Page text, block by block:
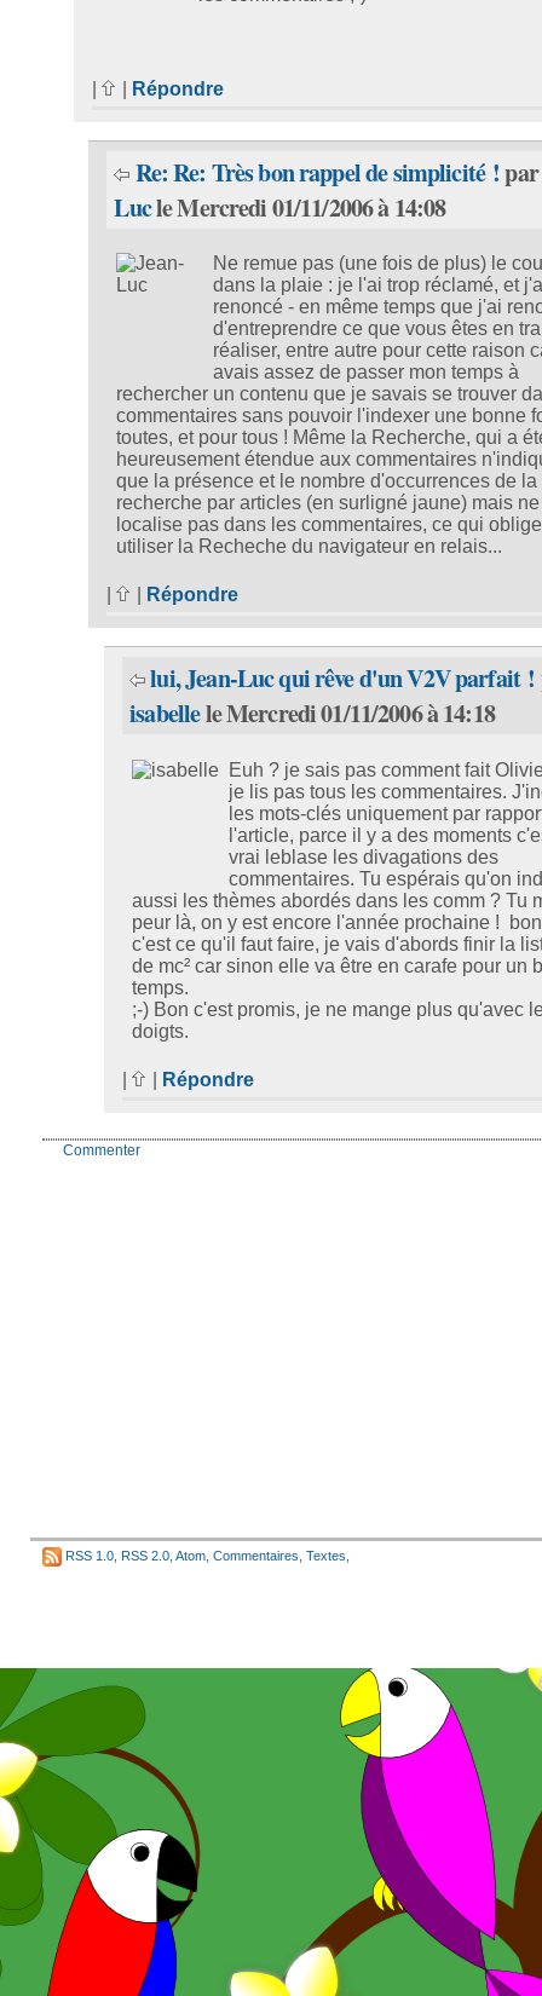
Répondre
Re: Re: Très bon rappel de simplicité !
Lucle Mercredi 01/11/2006 à 14:08
Ne remue pas (une fois de plus) le
dans la plaie : je l'ai trop réclamé, et
renoncé - en même temps que j'ai
d'entreprendre ce que vous êtes en
réaliser, entre autre pour cette raison
avais assez de passer mon temps à
rechercher un contenu que je savais se trouver
commentaires sans pouvoir l'indexer une bonne
toutes, et pour tous ! Même la Recherche, qui a
heureusement étendue aux commentaires
que la présence et le nombre d'occurrences de la
recherche par articles (en surligné jaune) mais
localise pas dans les commentaires, ce qui
utiliser la Recheche du navigateur en relais...
| Répondre
lui, Jean-Luc qui rêve d'un V2V parfait !
isabellele Mercredi 01/11/2006 à 14:18
Euh ? je sais pas comment fait
je lis pas tous les commentaires.
les mots-clés uniquement par
l'article, parce il y a des moments
vrai leblase les divagations des
commentaires. Tu espérais qu'on
aussi les thèmes abordés dans les comm ? Tu
peur là, on y est encore l'année prochaine !
c'est ce qu'il faut faire, je vais d'abords finir la
de mc² car sinon elle va être en carafe pour un
temps.
;-) Bon c'est promis, je ne mange plus qu'avec
doigts.
| Répondre
Commenter
RSS 1.0 RSS 2.0 Atom Commentaires Textes